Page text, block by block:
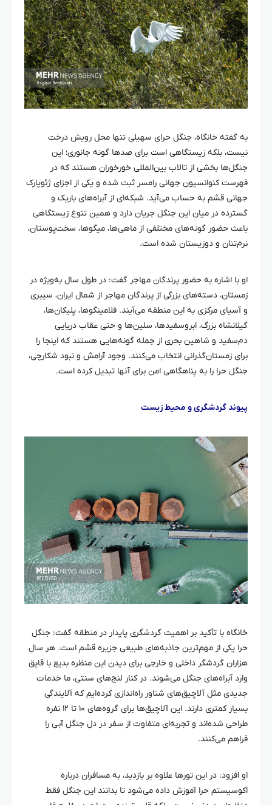
به گفتهخانگاه، جنگلحرایسهیلی تنها محل رویش درخت
نیست، بلکه زیستگاهی است برای صدها گونه جانوری؛ این
جنگل‌ها بخشی از تالاب بین‌المللیخورخورانهستند که در
فهرست کنوانسیون جهانی رامسر ثبت شده و یکی از اجزایژئوپارک
جهانی قشم به حساب می‌آید. شبکه‌ای از آبراه‌های باریک و
گسترده در میان این جنگل جریان دارد و همین تنوع زیستگاهی
باعث حضور گونه‌های مختلفی از ماهی‌ها، میگوها، سخت‌پوستان،
نرم‌تنان و دوزیستان شده است.
او با اشاره به حضور پرندگان مهاجر گفت: در طول سال به‌ویژه در
زمستان، دسته‌های بزرگی از پرندگان مهاجر از شمال ایران، سیبری
و آسیای مرکزی به این منطقه می‌آیند. فلامینگوها، پلیکان‌ها،
گیلانشاه بزرگ،ابروسفیدها، سلین‌ها و حتی عقاب دریایی
دم‌سفید و شاهینبحریاز جمله گونه‌هایی هستند که اینجا را
برای زمستان‌گذرانی انتخاب می‌کنند. وجود آرامش و نبود شکارچی،
جنگلحرا را به پناهگاهی امن برای آنها تبدیل کرده است.
پیوند گردشگری و محیط زیست
خانگاه با تأکید بر اهمیت گردشگری پایدار در منطقه گفت: جنگل
یکی از مهم‌ترین جاذبه‌های طبیعی جزیره قشم است. هر سال
هزاران گردشگر داخلی و خارجی برای دیدن این منظره بدیع با قایق
وارد آبراه‌های جنگل می‌شوند. در کنار لنج‌های سنتی، ما خدمات
جدیدی مثل آلاچیق‌های شناور راه‌اندازی کرده‌ایم که آلایندگی
بسیار کمتری دارند. این آلاچیق‌ها برای گروه‌های ۱۰ تا ۱۲
نفره
طراحی شده‌اند و تجربه‌ای متفاوت از سفر در دل جنگل آبی را
فراهم می‌کنند.
او افزود: در این تورها علاوه بر بازدید، به مسافران درباره
اکوسیستمحراآموزش داده می‌شود تا بدانند این جنگل فقط